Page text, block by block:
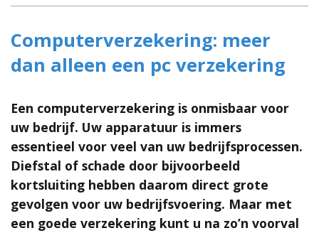
Computerverzekering: meer
dan alleen een pc verzekering
Een computerverzekering is onmisbaar voor
uw bedrijf. Uw apparatuur is immers
essentieel voor veel van uw bedrijfsprocessen.
Diefstal of schade door bijvoorbeeld
kortsluiting hebben daarom direct grote
gevolgen voor uw bedrijfsvoering. Maar met
een goede verzekering kunt u na zo’n voorval